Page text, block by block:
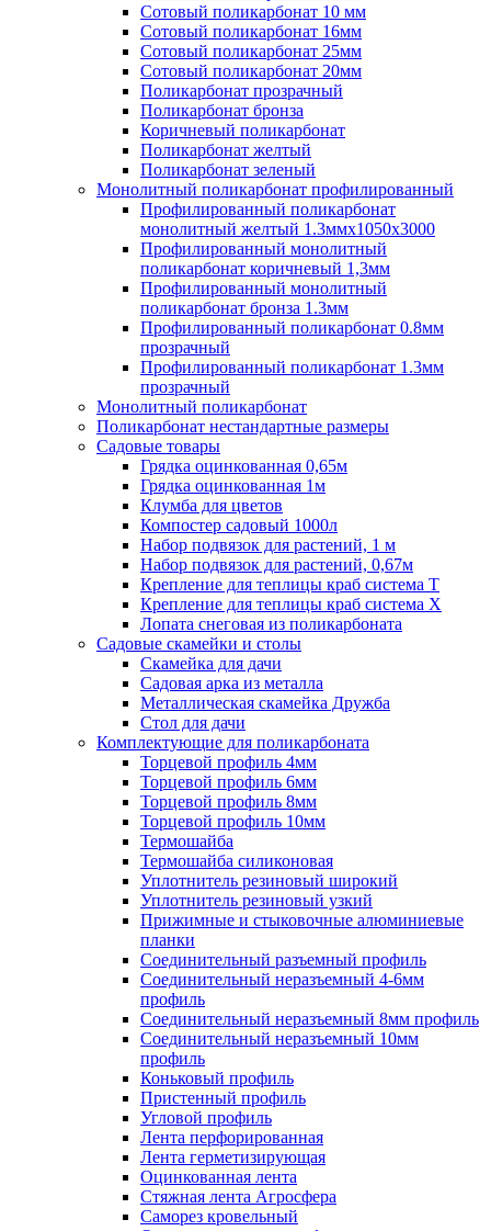
Сотовый поликарбонат 10 мм
Сотовый поликарбонат 16мм
Сотовый поликарбонат 25мм
Сотовый поликарбонат 20мм
Поликарбонат прозрачный
Поликарбонат бронза
Коричневый поликарбонат
Поликарбонат желтый
Поликарбонат зеленый
Монолитный поликарбонат профилированный
Профилированный поликарбонат
монолитный желтый 1.3ммх1050х3000
Профилированный монолитный
поликарбонат коричневый 1,3мм
Профилированный монолитный
поликарбонат бронза 1.3мм
Профилированный поликарбонат 0.8мм
прозрачный
Профилированный поликарбонат 1.3мм
прозрачный
Монолитный поликарбонат
Поликарбонат нестандартные размеры
Садовые товары
Грядка оцинкованная 0,65м
Грядка оцинкованная 1м
Клумба для цветов
Компостер садовый 1000л
Набор подвязок для растений, 1 м
Набор подвязок для растений, 0,67м
Крепление для теплицы краб система Т
Крепление для теплицы краб система Х
Лопата снеговая из поликарбоната
Садовые скамейки и столы
Скамейка для дачи
Садовая арка из металла
Металлическая скамейка Дружба
Стол для дачи
Комплектующие для поликарбоната
Торцевой профиль 4мм
Торцевой профиль 6мм
Торцевой профиль 8мм
Торцевой профиль 10мм
Термошайба
Термошайба силиконовая
Уплотнитель резиновый широкий
Уплотнитель резиновый узкий
Прижимные и стыковочные алюминиевые
планки
Соединительный разъемный профиль
Соединительный неразъемный 4-6мм
профиль
Соединительный неразъемный 8мм профиль
Соединительный неразъемный 10мм
профиль
Коньковый профиль
Пристенный профиль
Угловой профиль
Лента перфорированная
Лента герметизирующая
Оцинкованная лента
Стяжная лента Агросфера
Саморез кровельный